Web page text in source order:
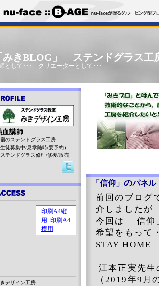
みきBLOG」 ステンドグラス工
として･･･ クリエーターとして･･･
「信仰」のパネル
前回のブロ
介しましたが
今回は 「信
希望をもって
STAY
江本正実先
（2019年9
血講師
のステンドグラス工房
生徒募集中/見学随時(要予約)
ステンドグラス修理/修復/販売
デザイン工房